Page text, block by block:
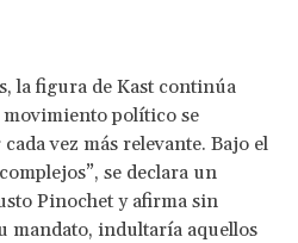
la figura de Kast continúa
político se
vez más relevante. Bajo el
se declara un
Pinochet y afirma sin
mandato, indultaría aquellos